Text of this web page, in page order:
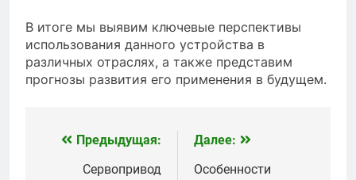
В итоге мы выявим ключевые перспективы
использования данного устройства в
различных отраслях, а также представим
прогнозы развития его применения в будущем.
Навигация
Предыдущая:
Сервопривод
Далее:
Особенности